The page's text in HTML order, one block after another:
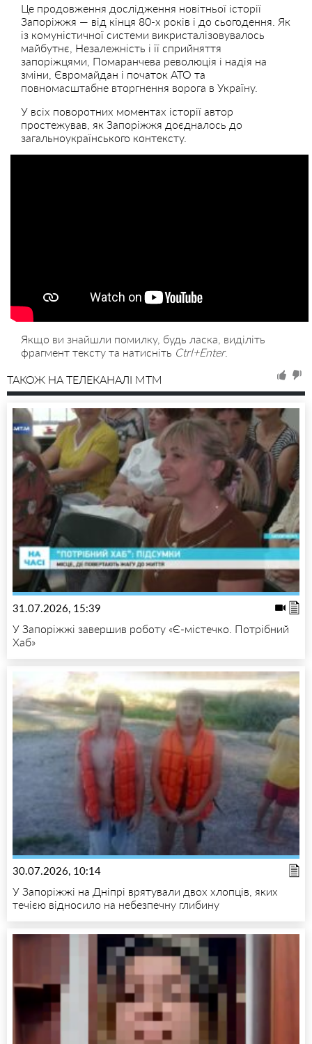
Це продовження дослідження новітньої історії
Запоріжжя — від кінця 80-х років і до сьогодення. Як
із комуністичної системи викристалізовувалось
майбутнє, Незалежність і її сприйняття
запоріжцями, Помаранчева революція і надія на
зміни, Євромайдан і початок АТО та
повномасштабне вторгнення ворога в Україну.
У всіх поворотних моментах історії автор
простежував, як Запоріжжя доєдналось до
загальноукраїнського контексту.
Якщо ви знайшли помилку, будь ласка, виділіть
фрагмент тексту та натисніть Ctrl+Enter.
ТАКОЖ НА ТЕЛЕКАНАЛІ MTM
31.07.2026, 15:39
У Запоріжжі завершив роботу «Є-містечко. Потрібний
Хаб»
30.07.2026, 10:14
У Запоріжжі на Дніпрі врятували двох хлопців, яких
течією відносило на небезпечну глибину